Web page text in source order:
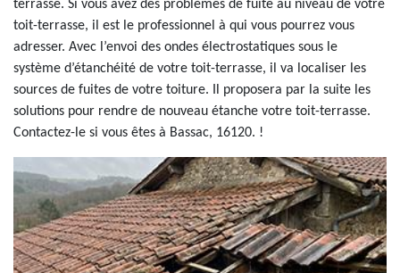
terrasse. Si vous avez des problèmes de fuite au niveau de votre
toit-terrasse, il est le professionnel à qui vous pourrez vous
adresser. Avec l’envoi des ondes électrostatiques sous le
système d’étanchéité de votre toit-terrasse, il va localiser les
sources de fuites de votre toiture. Il proposera par la suite les
solutions pour rendre de nouveau étanche votre toit-terrasse.
Contactez-le si vous êtes à Bassac, 16120. !